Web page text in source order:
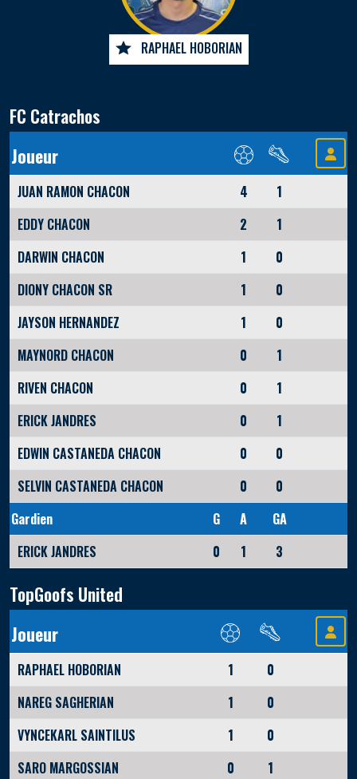
RAPHAEL HOBORIAN
FC Catrachos
Joueur
JUAN RAMON CHACON 4
1
EDDY CHACON
2
1
DARWIN CHACON
1
0
DIONY CHACON SR
1
0
JAYSON HERNANDEZ
1
0
MAYNORD CHACON
0
1
RIVEN CHACON
0
1
ERICK JANDRES
0
1
EDWIN CASTANEDA CHACON
0
0
SELVIN CASTANEDA CHACON
0
0
Gardien
G A
GA
ERICK JANDRES
0 1 3
TopGoofs United
Joueur
RAPHAEL HOBORIAN 1
0
NAREG SAGHERIAN
1
0
VYNCEKARL SAINTILUS
1
0
SARO MARGOSSIAN
0
1